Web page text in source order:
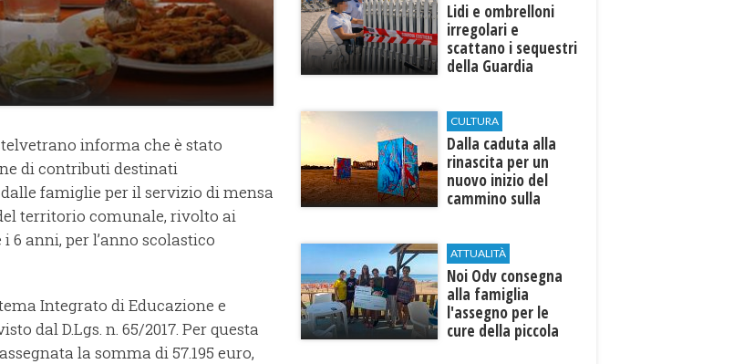
informa che è stato
di contributi destinati
famiglie per il servizio di mensa
territorio comunale, rivolto ai
6 anni, per l’anno scolastico
Integrato di Educazione e
dal D.Lgs. n. 65/2017. Per questa
la somma di 57.195 euro,
Lidi e ombrelloni
irregolari e
scattano i sequestri
della Guardia
CULTURA
Dalla caduta alla
rinascita per un
nuovo inizio del
cammino sulla
ATTUALITÀ
Noi Odv consegna
alla famiglia
l'assegno per le
cure della piccola